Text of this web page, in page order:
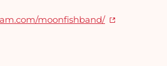
moonfishband/